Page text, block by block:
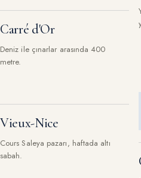
Carré d'Or
Deniz ile çınarlar arasında 400
metre.
Vieux-Nice
Cours Saleya pazarı, haftada altı
sabah.